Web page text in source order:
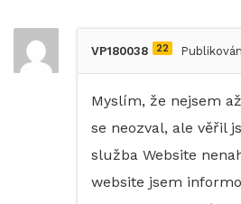
VP180038 22
Myslím, že nejsem
se neozval, ale věřil
služba Website
website jsem